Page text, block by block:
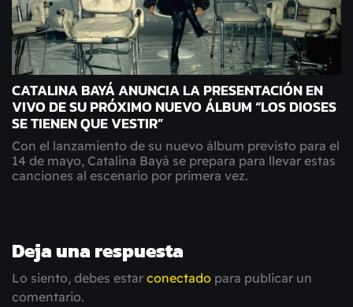
CATALINA BAYÁ ANUNCIA LA PRESENTACIÓN EN
VIVO DE SU PRÓXIMO NUEVO ÁLBUM “LOS DIOSES
SE TIENEN QUE VESTIR”
Con el lanzamiento de su nuevo álbum previsto para el
14 de mayo, Catalina Bayá se prepara para llevar estas
canciones al escenario por primera vez.
Deja una respuesta
Lo siento, debes estar conectado para publicar un
comentario.